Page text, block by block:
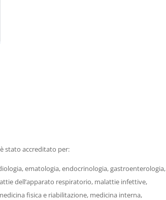
stato accreditato per:
ematologia, endocrinologia, gastroenterologia,
dell’apparato respiratorio, malattie infettive,
fisica e riabilitazione, medicina interna,